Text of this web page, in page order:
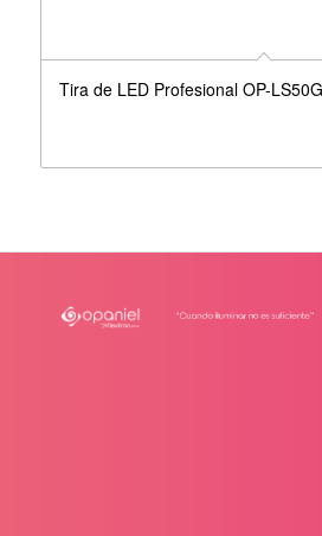
Tira de LED Profesional OP-